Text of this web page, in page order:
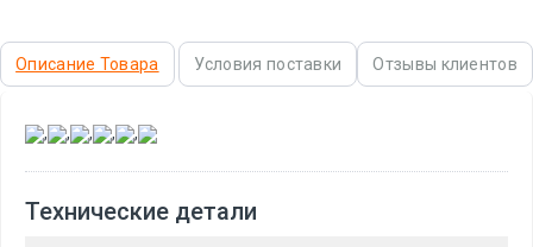
Описание Товара Условия поставки Отзывы клиентов
, , , , ,
Технические детали